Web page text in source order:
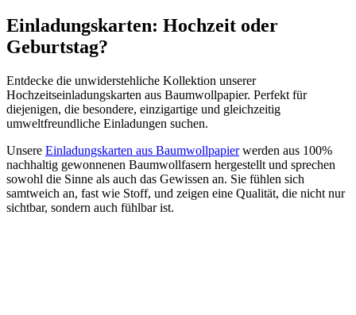
Einladungskarten: Hochzeit oder
Geburtstag?
Entdecke die unwiderstehliche Kollektion unserer
Hochzeitseinladungskarten aus Baumwollpapier. Perfekt für
diejenigen, die besondere, einzigartige und gleichzeitig
umweltfreundliche Einladungen suchen.
Unsere Einladungskarten aus Baumwollpapierwerden aus 100%
nachhaltig gewonnenen Baumwollfasern hergestellt und sprechen
sowohl die Sinne als auch das Gewissen an. Sie fühlen sich
samtweich an, fast wie Stoff, und zeigen eine Qualität, die nicht nur
sichtbar, sondern auch fühlbar ist.